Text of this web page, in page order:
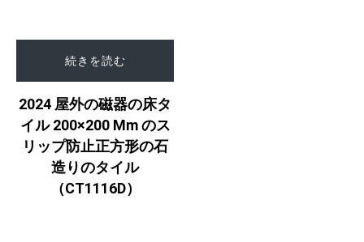
続きを読む
2024 屋外の磁器の床タ
イル 200×200 Mm のス
リップ防止正方形の石
造りのタイル
（CT1116D）